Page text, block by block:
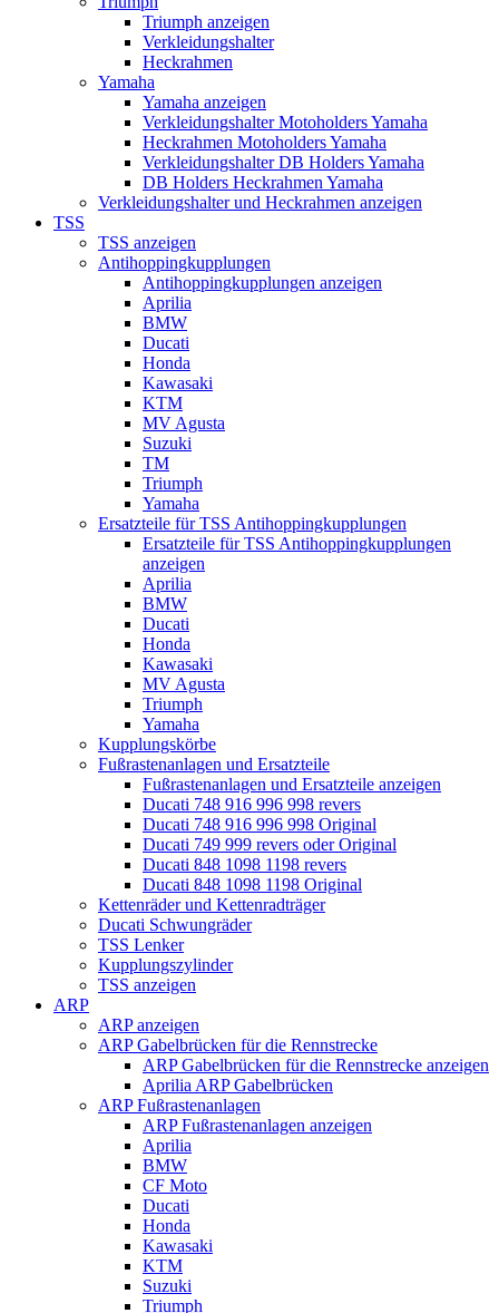
Triumph anzeigen
Verkleidungshalter
Heckrahmen
Yamaha
Yamaha anzeigen
Verkleidungshalter Motoholders Yamaha
Heckrahmen Motoholders Yamaha
Verkleidungshalter DB Holders Yamaha
DB Holders Heckrahmen Yamaha
Verkleidungshalter und Heckrahmen anzeigen
TSS
TSS anzeigen
Antihoppingkupplungen
Antihoppingkupplungen anzeigen
Aprilia
BMW
Ducati
Honda
Kawasaki
KTM
MV Agusta
Suzuki
TM
Triumph
Yamaha
Ersatzteile für TSS Antihoppingkupplungen
Ersatzteile für TSS Antihoppingkupplungen
anzeigen
Aprilia
BMW
Ducati
Honda
Kawasaki
MV Agusta
Triumph
Yamaha
Kupplungskörbe
Fußrastenanlagen und Ersatzteile
Fußrastenanlagen und Ersatzteile anzeigen
Ducati 748 916 996 998 revers
Ducati 748 916 996 998 Original
Ducati 749 999 revers oder Original
Ducati 848 1098 1198 revers
Ducati 848 1098 1198 Original
Kettenräder und Kettenradträger
Ducati Schwungräder
TSS Lenker
Kupplungszylinder
TSS anzeigen
ARP
ARP anzeigen
ARP Gabelbrücken für die Rennstrecke
ARP Gabelbrücken für die Rennstrecke anzeigen
Aprilia ARP Gabelbrücken
ARP Fußrastenanlagen
ARP Fußrastenanlagen anzeigen
Aprilia
BMW
CF Moto
Ducati
Honda
Kawasaki
KTM
Suzuki
Triumph